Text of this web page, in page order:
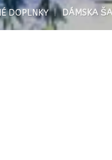
DOPLNKY | DÁMSKA